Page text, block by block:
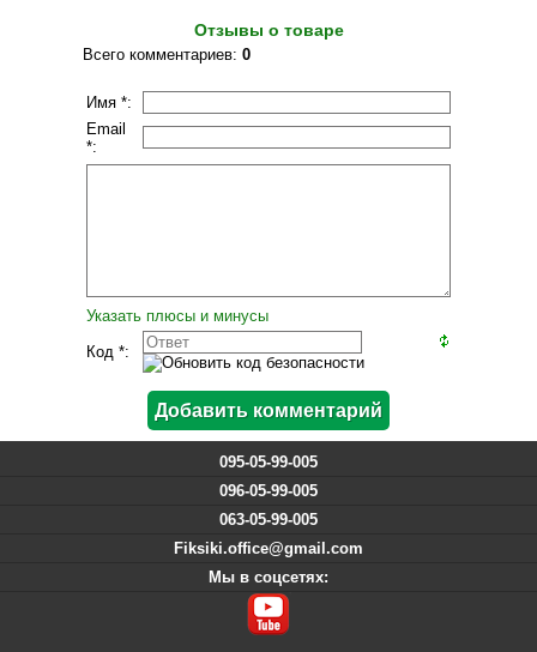
Отзывы о товаре
Всего комментариев: 0
Имя *:
Email
*:
Указать плюсы и минусы
Код *:
095-05-99-005
096-05-99-005
063-05-99-005
Fiksiki.office@gmail.com
Мы в соцсетях: